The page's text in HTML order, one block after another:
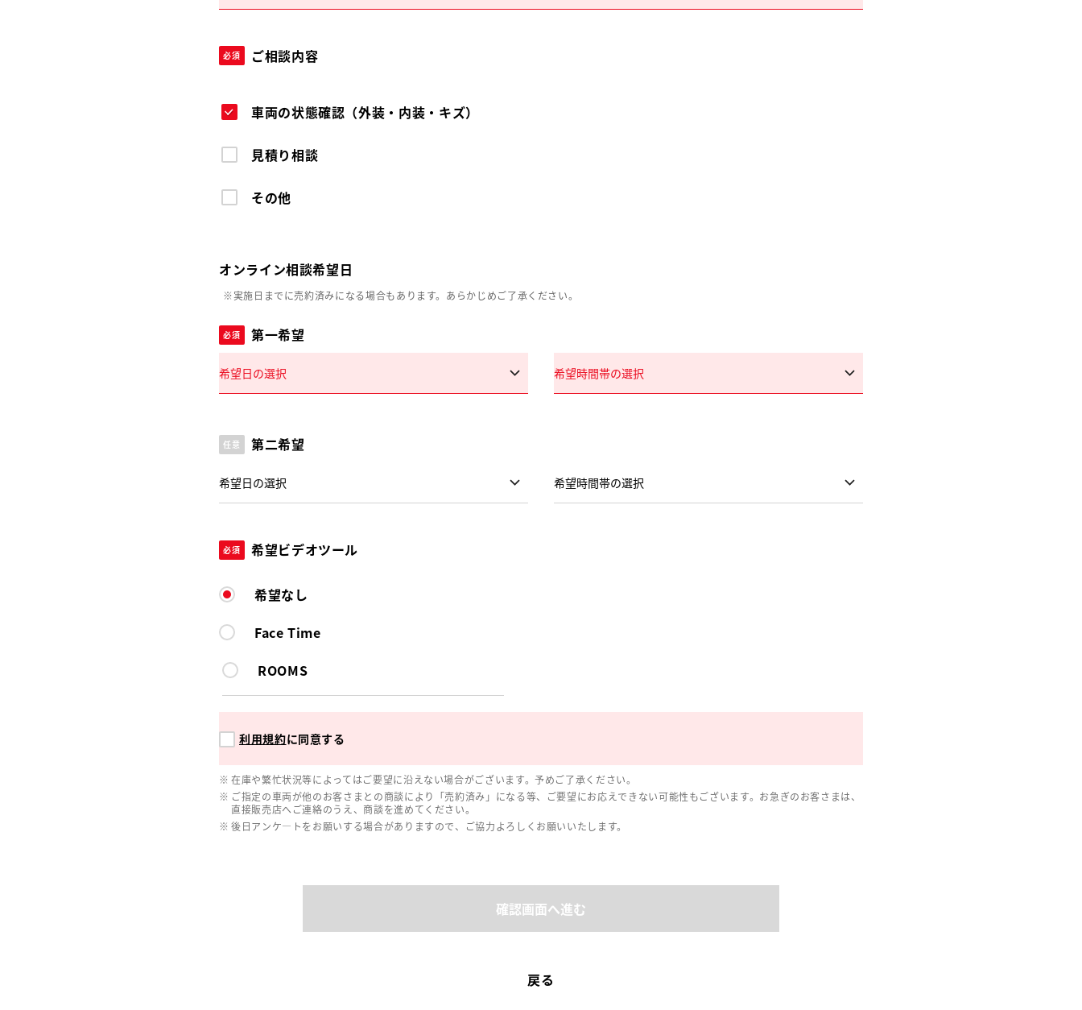
必須 ご相談内容
車両の状態確認（外装・内装・キズ）
見積り相談
その他
オンライン相談希望日
※実施日までに売約済みになる場合もあります。あらかじめご了承ください。
必須 第一希望
任意 第二希望
必須 希望ビデオツール
希望なし
Face Time
ROOMS
利用規約に同意する
在庫や繁忙状況等によってはご要望に沿えない場合がございます。予めご了承ください。
ご指定の車両が他のお客さまとの商談により「売約済み」になる等、ご要望にお応えできない可能性もございます。お急ぎのお客さまは、
直接販売店へご連絡のうえ、商談を進めてください。
後日アンケ―トをお願いする場合がありますので、ご協力よろしくお願いいたします。
確認画面へ進む
戻る